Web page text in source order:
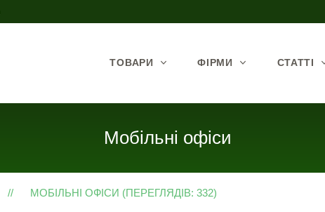
ТОВАРИ ФІРМИ СТАТТІ
Мобільні офіси
МОБІЛЬНІ ОФІСИ (ПЕРЕГЛЯДІВ: 332)